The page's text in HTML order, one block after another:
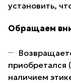
установить,
Обращаем
приобретался
наличием